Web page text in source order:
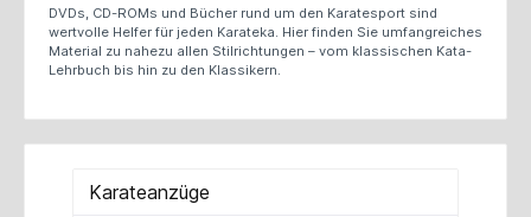
DVDs, CD-ROMs und Bücher rund um den Karatesport sind
wertvolle Helfer für jeden Karateka. Hier finden Sie umfangreiches
Material zu nahezu allen Stilrichtungen – vom klassischen Kata-
Lehrbuch bis hin zu den Klassikern.
Karateanzüge